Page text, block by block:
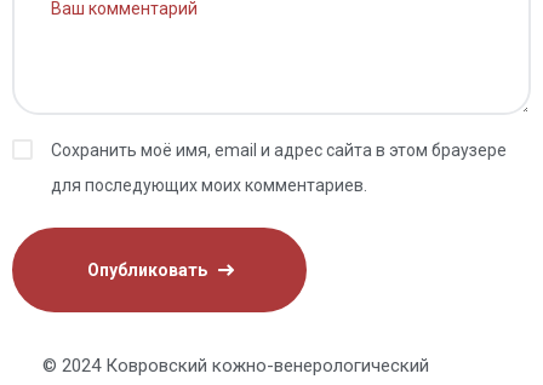
Сохранить моё имя, email и адрес сайта в этом браузере
для последующих моих комментариев.
© 2024 Ковровский кожно-венерологический